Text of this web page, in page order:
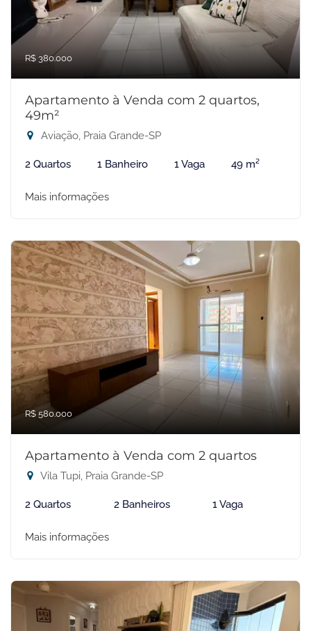
R$ 380.000
Apartamento à Venda com 2 quartos,
49m²
Aviação, Praia Grande-SP
2 Quartos 1 Banheiro 1 Vaga 49 m²
Mais informações
R$ 580.000
Apartamento à Venda com 2 quartos
Vila Tupi, Praia Grande-SP
2 Quartos 2 Banheiros 1 Vaga
Mais informações